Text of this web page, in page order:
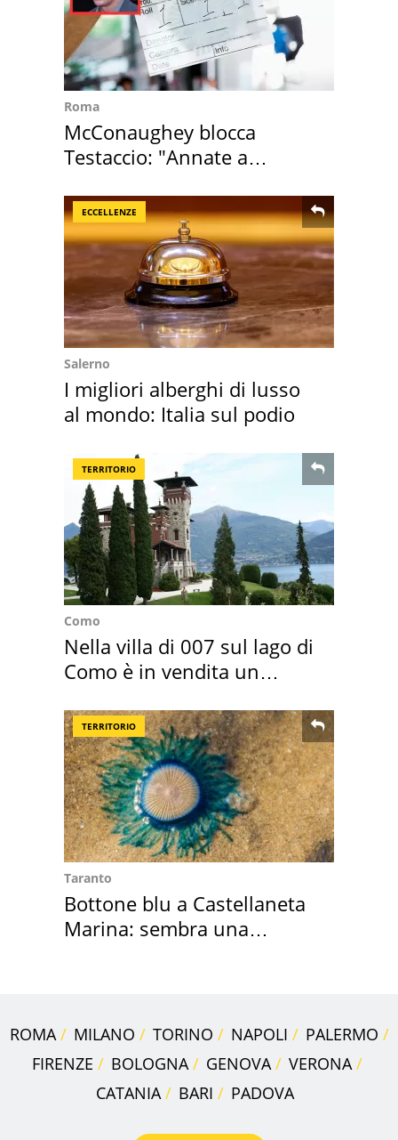
Roma
McConaughey blocca
Testaccio: "Annate a
ECCELLENZE
Salerno
I migliori alberghi di lusso
al mondo: Italia sul podio
TERRITORIO
Como
Nella villa di 007 sul lago di
Como è in vendita un
TERRITORIO
Taranto
Bottone blu a Castellaneta
Marina: sembra una
ROMA MILANO TORINO NAPOLI
PALERMO
FIRENZE
BOLOGNA GENOVA
VERONA
CATANIA
BARI PADOVA